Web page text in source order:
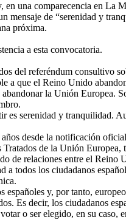
una comparecencia en
de “serenidad y
próxima.
a esta convocatoria.
del referéndum consultivo
a que el Reino Unido
la Unión Europea.
es serenidad y tranquilidad.
desde la notificación
de la Unión
de relaciones entre el
todos los ciudadanos
y, por tanto,
Es decir, los ciudadanos
o ser elegido, en su